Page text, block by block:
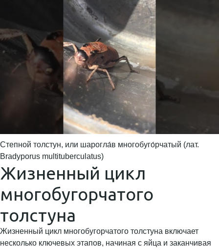
Степной толстун, или шарогла́в многобуго́рчатый (лат.
Bradyporus multituberculatus)
Жизненный цикл
многобугорчатого
толстуна
Жизненный цикл многобугорчатого толстуна включает
несколько ключевых этапов, начиная с яйца и заканчивая